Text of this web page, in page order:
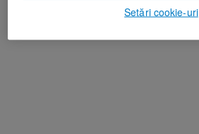
Setări cookie-uri